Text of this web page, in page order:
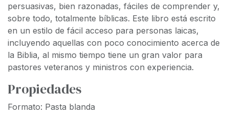
persuasivas, bien razonadas, fáciles de comprender y,
sobre todo, totalmente bíblicas. Este libro está escrito
en un estilo de fácil acceso para personas laicas,
incluyendo aquellas con poco conocimiento acerca de
la Biblia, al mismo tiempo tiene un gran valor para
pastores veteranos y ministros con experiencia.
Propiedades
Formato: Pasta blanda